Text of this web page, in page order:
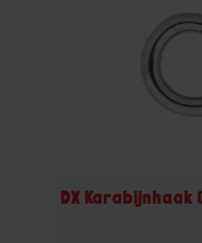
DX Karabijnhaak